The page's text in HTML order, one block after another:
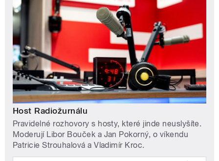
Host Radiožurnálu
Pravidelné rozhovory s hosty, které jinde neuslyšíte.
Moderují Libor Bouček a Jan Pokorný, o víkendu
Patricie Strouhalová a Vladimír Kroc.